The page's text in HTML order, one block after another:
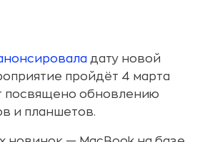
дату новой
пройдёт 4 марта
посвящено обновлению
и планшетов.